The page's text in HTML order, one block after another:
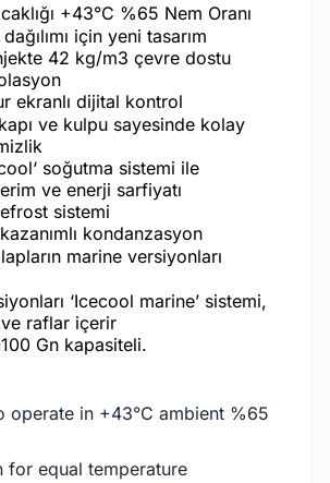
+43°C %65 Nem Oranı
için yeni tasarım
42 kg/m3 çevre dostu
ekranlı dijital kontrol
ve kulpu sayesinde kolay
soğutma sistemi ile
ve enerji sarfiyatı
sistemi
kazanımlı kondanzasyon
marine versiyonları
‘Icecool marine’ sistemi,
raflar içerir
Gn kapasiteli.
operate in +43°C ambient %65
for equal temperature